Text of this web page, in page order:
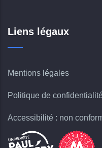
Liens légaux
Mentions légales
Politique de confidentialité
Accessibilité : non